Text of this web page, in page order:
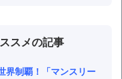
スメの記事
界制覇！「マンスリー